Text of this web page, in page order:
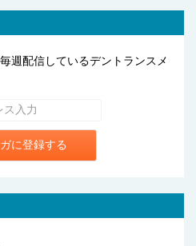
週配信しているデントランスメ
に登録する